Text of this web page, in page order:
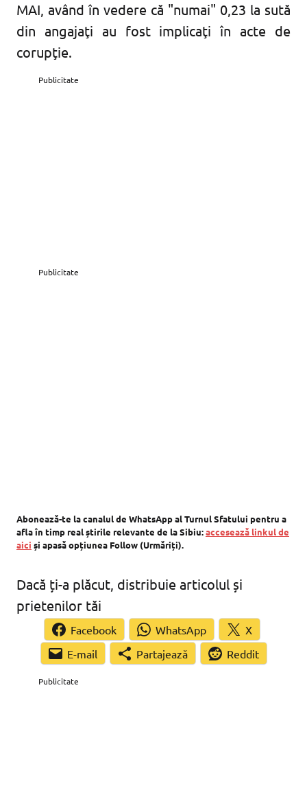
MAI, având în vedere că "numai" 0,23 la sută
din angajaţi au fost implicaţi în acte de
corupţie.
Publicitate
Publicitate
Abonează-te la canalul de WhatsApp al Turnul Sfatului pentru a
afla în timp real știrile relevante de la Sibiu:accesează linkul de
aici și apasă opțiunea Follow (Urmăriți).
Dacă ți-a plăcut, distribuie articolul și
prietenilor tăi
Facebook WhatsApp
X
Partajează
Reddit
Publicitate